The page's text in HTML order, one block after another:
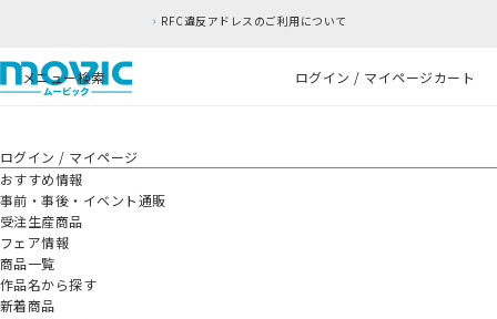
RFC違反アドレスのご利用について
メニュー検索 ログイン / マイページカート
ログイン / マイページ
おすすめ情報
事前・事後・イベント通販
受注生産商品
フェア情報
商品一覧
作品名から探す
新着商品